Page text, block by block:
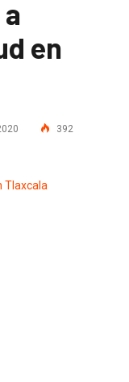
en
392